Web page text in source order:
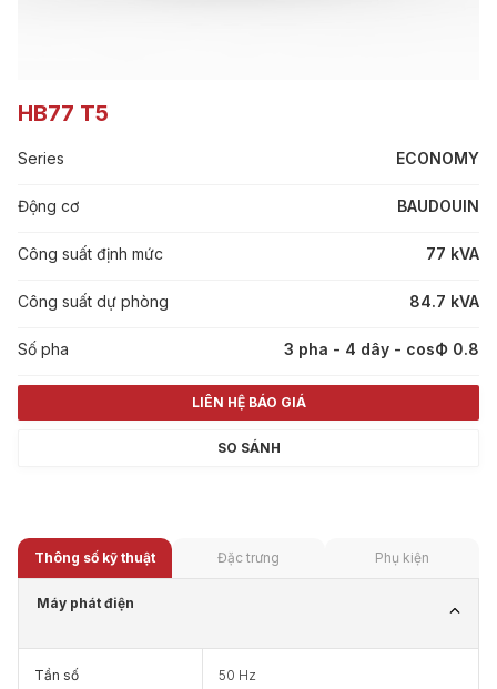
HB77 T5
Series ECONOMY
Động cơ BAUDOUIN
Công suất định mức 77 kVA
Công suất dự phòng 84.7 kVA
Số pha 3 pha - 4 dây - cosФ 0.8
LIÊN HỆ BÁO GIÁ
SO SÁNH
Thông số kỹ thuật Đặc trưng Phụ kiện
Máy phát điện
Tần số 50 Hz